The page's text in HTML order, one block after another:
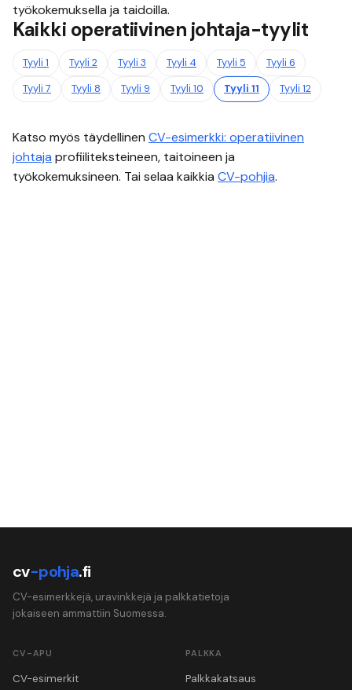
työkokemuksella ja taidoilla.
Kaikki operatiivinen johtaja-tyylit
Tyyli 1 Tyyli 2 Tyyli 3 Tyyli 4 Tyyli 5 Tyyli 6
Tyyli 7 Tyyli 8 Tyyli 9 Tyyli 10 Tyyli 11 Tyyli 12
Katso myös täydellinen CV-esimerkki: operatiivinen
johtaja profiiliteksteineen, taitoineen ja
työkokemuksineen. Tai selaa kaikkia CV-pohjia.
cv-pohja.fi
CV-esimerkkejä, uravinkkejä ja palkkatietoja
jokaiseen ammattiin Suomessa.
CV-APU
CV-esimerkit
PALKKA
Palkkakatsaus